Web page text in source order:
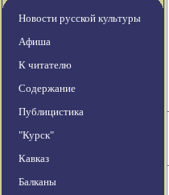
Новости русской культуры
Афиша
К читателю
Содержание
Публицистика
"Курск"
Кавказ
Балканы